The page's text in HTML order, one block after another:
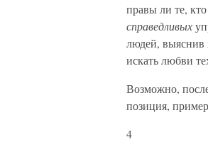
правы ли те,
справедливых
людей, выяснив
искать любви
Возможно,
позиция,
4